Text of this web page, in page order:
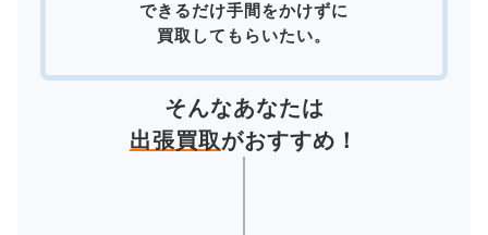
できるだけ手間をかけずに
買取してもらいたい。
そんなあなたは
出張買取がおすすめ！